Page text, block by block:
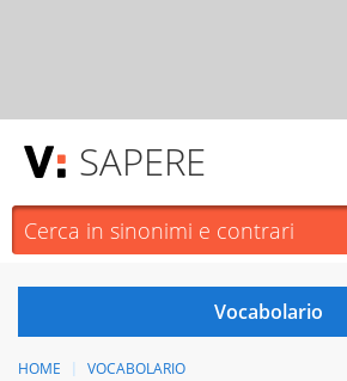
SAPERE
HOME VOCABOLARIO